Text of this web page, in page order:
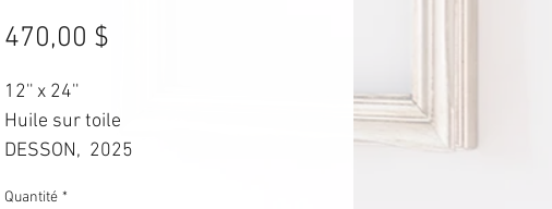
470,00 $
12'' x 24''
Huile sur toile
DESSON, 2025
Quantité *